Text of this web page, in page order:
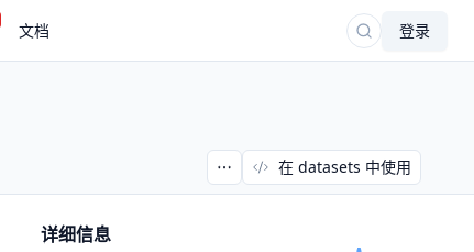
文档 登录
在 datasets 中使用
详细信息